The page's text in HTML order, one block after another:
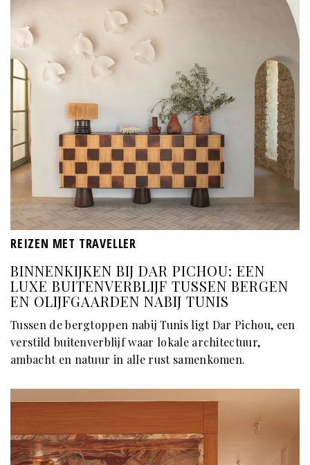
REIZEN MET TRAVELLER
BINNENKIJKEN BIJ DAR PICHOU: EEN
LUXE BUITENVERBLIJF TUSSEN BERGEN
EN OLIJFGAARDEN NABIJ TUNIS
Tussen de bergtoppen nabij Tunis ligt Dar Pichou, een
verstild buitenverblijf waar lokale architectuur,
ambacht en natuur in alle rust samenkomen.